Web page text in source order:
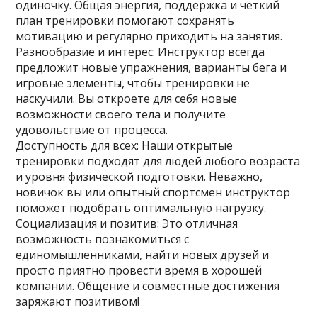
одиночку. Общая энергия, поддержка и четкий
план тренировки помогают сохранять
мотивацию и регулярно приходить на занятия.
Разнообразие и интерес: Инструктор всегда
предложит новые упражнения, варианты бега и
игровые элементы, чтобы тренировки не
наскучили. Вы откроете для себя новые
возможности своего тела и получите
удовольствие от процесса.
Доступность для всех: Наши открытые
тренировки подходят для людей любого возраста
и уровня физической подготовки. Неважно,
новичок вы или опытный спортсмен инструктор
поможет подобрать оптимальную нагрузку.
Социализация и позитив: Это отличная
возможность познакомиться с
единомышленниками, найти новых друзей и
просто приятно провести время в хорошей
компании. Общение и совместные достижения
заряжают позитивом!